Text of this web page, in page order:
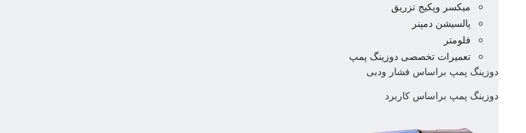
میکسر وپکیج تزریق
پالسیشن دمپنر
فلومتر
تعمیرات تخصصی دوزینگ پمپ
دوزینگ پمپ براساس فشار ودبی
دوزینگ پمپ براساس کاربرد